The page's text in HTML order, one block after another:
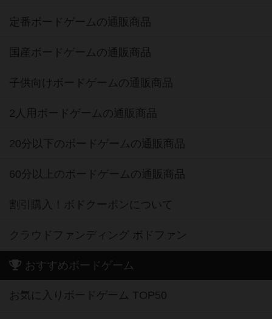
定番ボードゲームの通販商品
国産ボードゲームの通販商品
子供向けボードゲームの通販商品
2人用ボードゲームの通販商品
20分以下のボードゲームの通販商品
60分以上のボードゲームの通販商品
割引購入！ボドクーポンについて
クラウドファンディング ボドファン
おすすめボードゲーム
お気に入りボードゲーム TOP50